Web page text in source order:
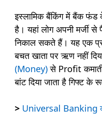
इस्लामिक बैंकिंग में बैंक फंड
है। यहां लोग अपनी मर्जी
निकाल सकते हैं। यह एक
बचत खाता पर ऋण नहीं
(Money)से Profit
बांट दिया जाता है गिफ्ट के
> Universal Banking